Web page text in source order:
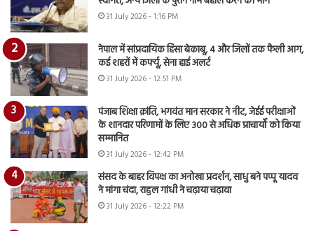
31 July 2026 - 1:16 PM
नेपाल में सांप्रदायिक हिंसा बेकाबू, 4 और जिलों तक फैली आग,
कई शहरों में कर्फ्यू, सेना हाई अलर्ट
31 July 2026 - 12:51 PM
पंजाब शिक्षा क्रांति, भगवंत मान सरकार ने नीट, जेईई परीक्षाओं
के शानदार परिणामों के लिए 300 से अधिक प्राचार्यों को किया
सम्मानित
31 July 2026 - 12:42 PM
संसद के बाहर विपक्ष का अनोखा प्रदर्शन, साधु बने पप्पू यादव
ने मांगा चंदा, राहुल गांधी ने चढ़ाया चढ़ावा
31 July 2026 - 12:22 PM